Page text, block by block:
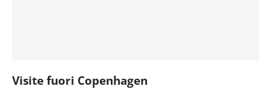
Visite fuori Copenhagen